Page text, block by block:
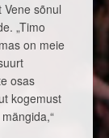
sõnul
„Timo
on meie
osas
kogemust